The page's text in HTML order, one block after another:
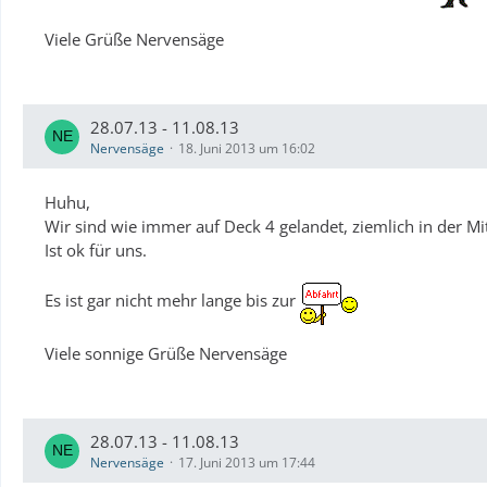
Viele Grüße Nervensäge
28.07.13 - 11.08.13
Nervensäge 18. Juni 2013 um 16:02
Huhu,
Wir sind wie immer auf Deck 4 gelandet, ziemlich in der
Ist ok für uns.
Es ist gar nicht mehr lange bis zur
Viele sonnige Grüße Nervensäge
28.07.13 - 11.08.13
Nervensäge 17. Juni 2013 um 17:44